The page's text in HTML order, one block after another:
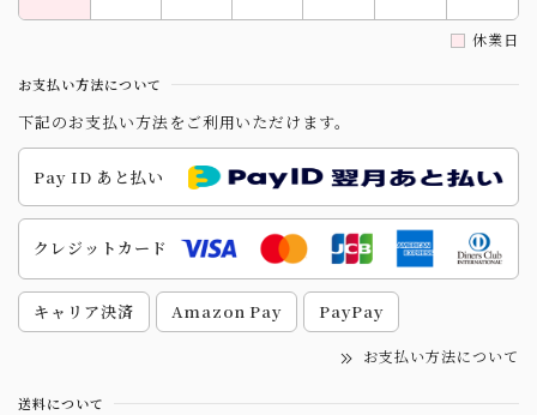
休業日
お支払い方法について
下記のお支払い方法をご利用いただけます。
Pay ID あと払い
クレジットカード
キャリア決済 Amazon Pay PayPay
お支払い方法について
送料について